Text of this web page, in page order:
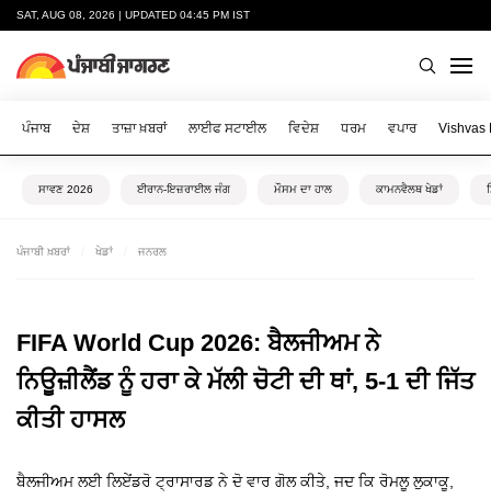
SAT, AUG 08, 2026 | UPDATED 04:45 PM IST
ਪੰਜਾਬ ਦੇਸ਼ ਤਾਜ਼ਾ ਖ਼ਬਰਾਂ ਲਾਈਫ ਸਟਾਈਲ ਵਿਦੇਸ਼ ਧਰਮ ਵਪਾਰ Vishvas
ਸਾਵਣ 2026 ਈਰਾਨ-ਇਜ਼ਰਾਈਲ ਜੰਗ ਮੌਸਮ ਦਾ ਹਾਲ ਕਾਮਨਵੈਲਥ ਖੇਡਾਂ
ਪੰਜਾਬੀ ਖ਼ਬਰਾਂ ਖੇਡਾਂ ਜਨਰਲ
FIFA World Cup 2026: ਬੈਲਜੀਅਮ ਨੇ
ਨਿਊਜ਼ੀਲੈਂਡ ਨੂੰ ਹਰਾ ਕੇ ਮੱਲੀ ਚੋਟੀ ਦੀ ਥਾਂ, 5-1 ਦੀ ਜਿੱਤ
ਕੀਤੀ ਹਾਸਲ
ਬੈਲਜੀਅਮ ਲਈ ਲਿਏਂਡਰੋ ਟ੍ਰਾਸਾਰਡ ਨੇ ਦੋ ਵਾਰ ਗੋਲ ਕੀਤੇ, ਜਦ ਕਿ ਰੋਮਲੂ ਲੁਕਾਕੂ,